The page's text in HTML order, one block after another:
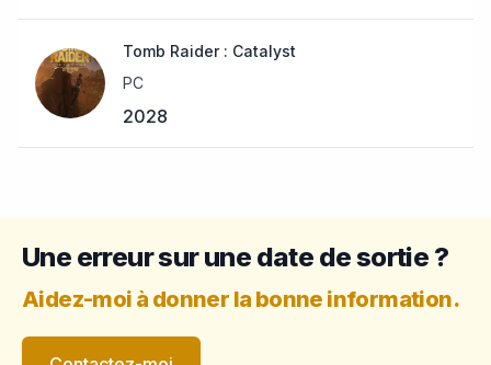
Tomb Raider : Catalyst
PC
2028
Une erreur sur une date de sortie ?
Aidez-moi à donner la bonne information.